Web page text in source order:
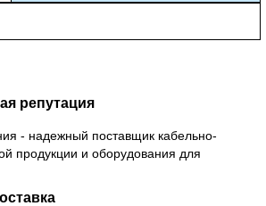
репутация
- надежный поставщик кабельно-
продукции и оборудования для